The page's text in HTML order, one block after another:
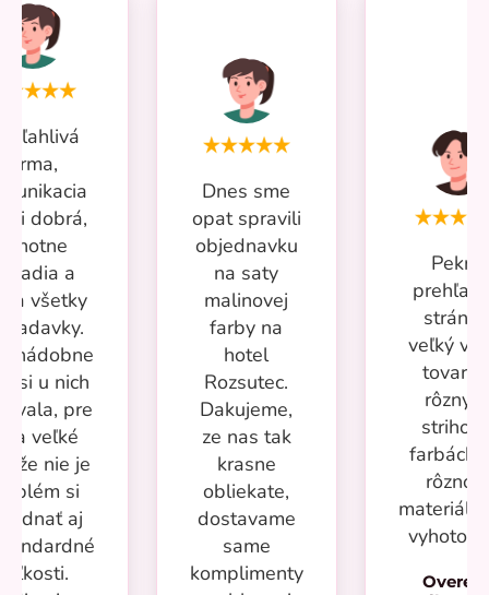
firma,
dobrá,
a
všetky
nádobne
si u nich
pre
veľké
že nie je
si
aj
Dnes sme
opat spravili
objednavku
na saty
malinovej
farby na
hotel
Rozsutec.
Dakujeme,
ze nas tak
krasne
obliekate,
dostavame
same
komplimenty
Pekná
veľký
tovaru
farbách
rôznom